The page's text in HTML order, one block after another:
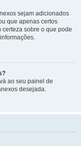
sejam adicionados
que apenas certos
sobre o que pode
ao seu painel de
desejada.